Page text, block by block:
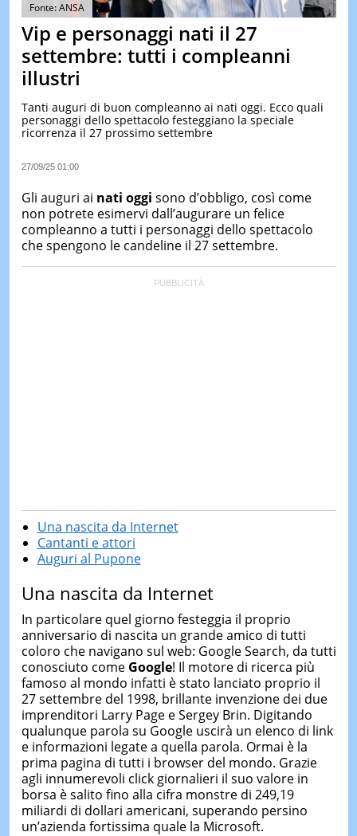
&
TEST
LE
Fonte: ANSA
Vip e personaggi nati il 27
settembre: tutti i compleanni
illustri
Tanti auguri di buon compleanno ai nati oggi. Ecco quali
personaggi dello spettacolo festeggiano la speciale
ricorrenza il 27 prossimo settembre
27/09/25 01:00
Gli auguri ai nati oggi sono d’obbligo, così come
non potrete esimervi dall’augurare un felice
compleanno a tutti i personaggi dello spettacolo
che spengono le candeline il 27 settembre.
Una nascita da Internet
Cantanti e attori
Auguri al Pupone
Una nascita da Internet
In particolare quel giorno festeggia il proprio
anniversario di nascita un grande amico di tutti
coloro che navigano sul web: Google Search, da tutti
conosciuto come Google! Il motore di ricerca più
famoso al mondo infatti è stato lanciato proprio il
27 settembre del 1998, brillante invenzione dei due
imprenditori Larry Page e Sergey Brin. Digitando
qualunque parola su Google uscirà un elenco di link
e informazioni legate a quella parola. Ormai è la
prima pagina di tutti i browser del mondo. Grazie
agli innumerevoli click giornalieri il suo valore in
borsa è salito fino alla cifra monstre di 249,19
miliardi di dollari americani, superando persino
un’azienda fortissima quale la Microsoft.